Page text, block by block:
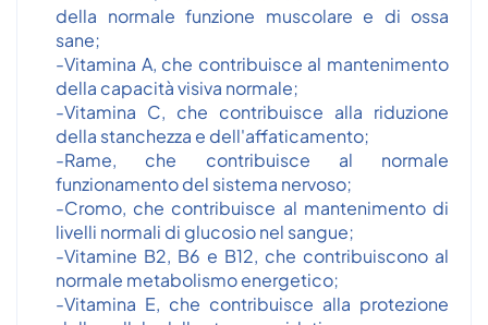
della normale funzione muscolare e di ossa
sane;
-Vitamina A, che contribuisce al mantenimento
della capacità visiva normale;
-Vitamina C, che contribuisce alla riduzione
della stanchezza e dell'affaticamento;
-Rame, che contribuisce al normale
funzionamento del sistema nervoso;
-Cromo, che contribuisce al mantenimento di
livelli normali di glucosio nel sangue;
-Vitamine B2, B6 e B12, che contribuiscono al
normale metabolismo energetico;
-Vitamina E, che contribuisce alla protezione